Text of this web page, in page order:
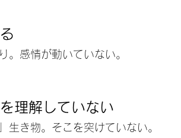
。感情が動いていない。
理解していない
生き物。そこを突けていない。